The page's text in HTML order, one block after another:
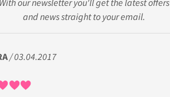
With our newsletter you'll get the latest offers
and news straight to your email.
/ 03.04.2017